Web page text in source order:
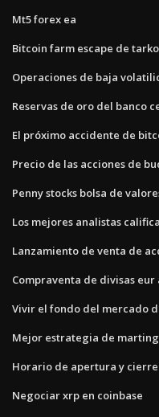
Mt5 forex ea
Bitcoin farm escape de
Operaciones de baja
Reservas de oro del banco
El próximo accidente de
Precio de las acciones de
Penny stocks bolsa de
Los mejores analistas
Lanzamiento de venta de
Compraventa de divisas eur
Vivir el fondo del mercado
Mejor estrategia de
Horario de apertura y
Negociar xrp en coinbase